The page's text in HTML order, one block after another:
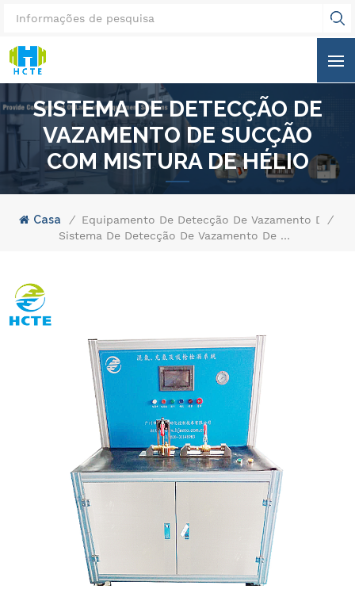
SISTEMA DE DETECÇÃO DE
VAZAMENTO DE SUCÇÃO
COM MISTURA DE HÉLIO
Casa / Equipamento De Detecção De Vazamento De/
Sistema De Detecção De Vazamento De Sucção Com Mistura De Hélio